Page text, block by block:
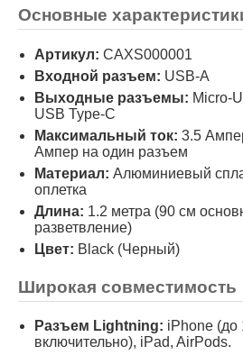
Основные
Артикул: CAXS000001
Входной разъем: USB-A
Выходные разъемы: Micro-
USB Type-C
Максимальный ток: 3.5
Ампер на один разъем
Материал: Алюминиевый
оплетка
Длина: 1.2 метра (90 см
разветвление)
Цвет: Black (Черный)
Широкая совместимость
Разъем Lightning: iPhone (до
включительно), iPad, AirPods.